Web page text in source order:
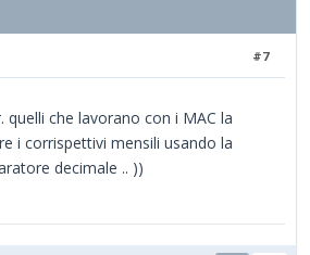
#7
quelli che lavorano con i MAC la
i corrispettivi mensili usando la
decimale .. ))